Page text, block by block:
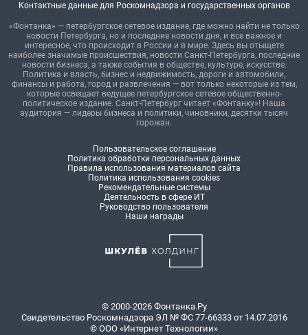
Контактные данные для Роскомнадзора и государственных органов
«Фонтанка» — петербургское сетевое издание, где можно найти не только
новости Петербурга, но и последние новости дня, и все важное и
интересное, что происходит в России и в мире. Здесь вы отыщете
наиболее значимые происшествия, новости Санкт-Петербурга, последние
новости бизнеса, а также события в обществе, культуре, искусстве.
Политика и власть, бизнес и недвижимость, дороги и автомобили,
финансы и работа, город и развлечения — вот только некоторые из тем,
которые освещает ведущее петербургское сетевое общественно-
политическое издание. Санкт-Петербург читает «Фонтанку»! Наша
аудитория — лидеры бизнеса и политики, чиновники, десятки тысяч
горожан.
Пользовательское соглашение
Политика обработки персональных данных
Правила использования материалов сайта
Политика использования cookies
Рекомендательные системы
Деятельность в сфере ИТ
Руководство пользователя
Наши награды
© 2000-2026 Фонтанка.Ру
Свидетельство Роскомнадзора ЭЛ № ФС 77-66333 от 14.07.2016
© ООО «Интернет Технологии»